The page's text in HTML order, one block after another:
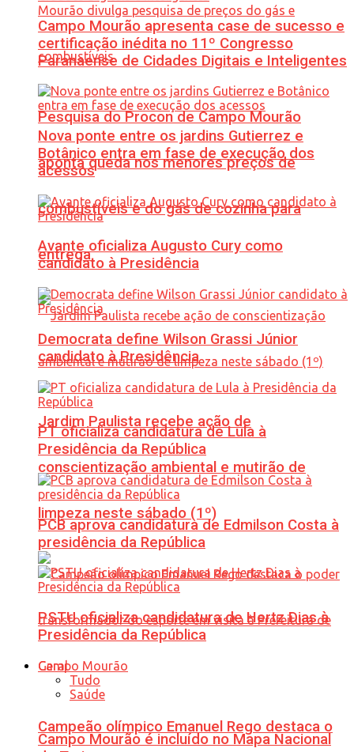
Pesquisa do Procon de Campo Mourão
aponta queda nos menores preços de
combustíveis e do gás de cozinha para
entrega
Jardim Paulista recebe ação de
conscientização ambiental e mutirão de
limpeza neste sábado (1º)
Campeão olímpico Emanuel Rego destaca o
Campo Mourão apresenta case de sucesso e
certificação inédita no 11º Congresso
Paranaense de Cidades Digitais e Inteligentes
Nova ponte entre os jardins Gutierrez e
Botânico entra em fase de execução dos
acessos
Avante oficializa Augusto Cury como
candidato à Presidência
Democrata define Wilson Grassi Júnior
candidato à Presidência
PT oficializa candidatura de Lula à
Presidência da República
PCB aprova candidatura de Edmilson Costa à
presidência da República
PSTU oficializa candidatura de Hertz Dias à
Presidência da República
Geral
Tudo
Saúde
Campo Mourão é incluído no Mapa Nacional